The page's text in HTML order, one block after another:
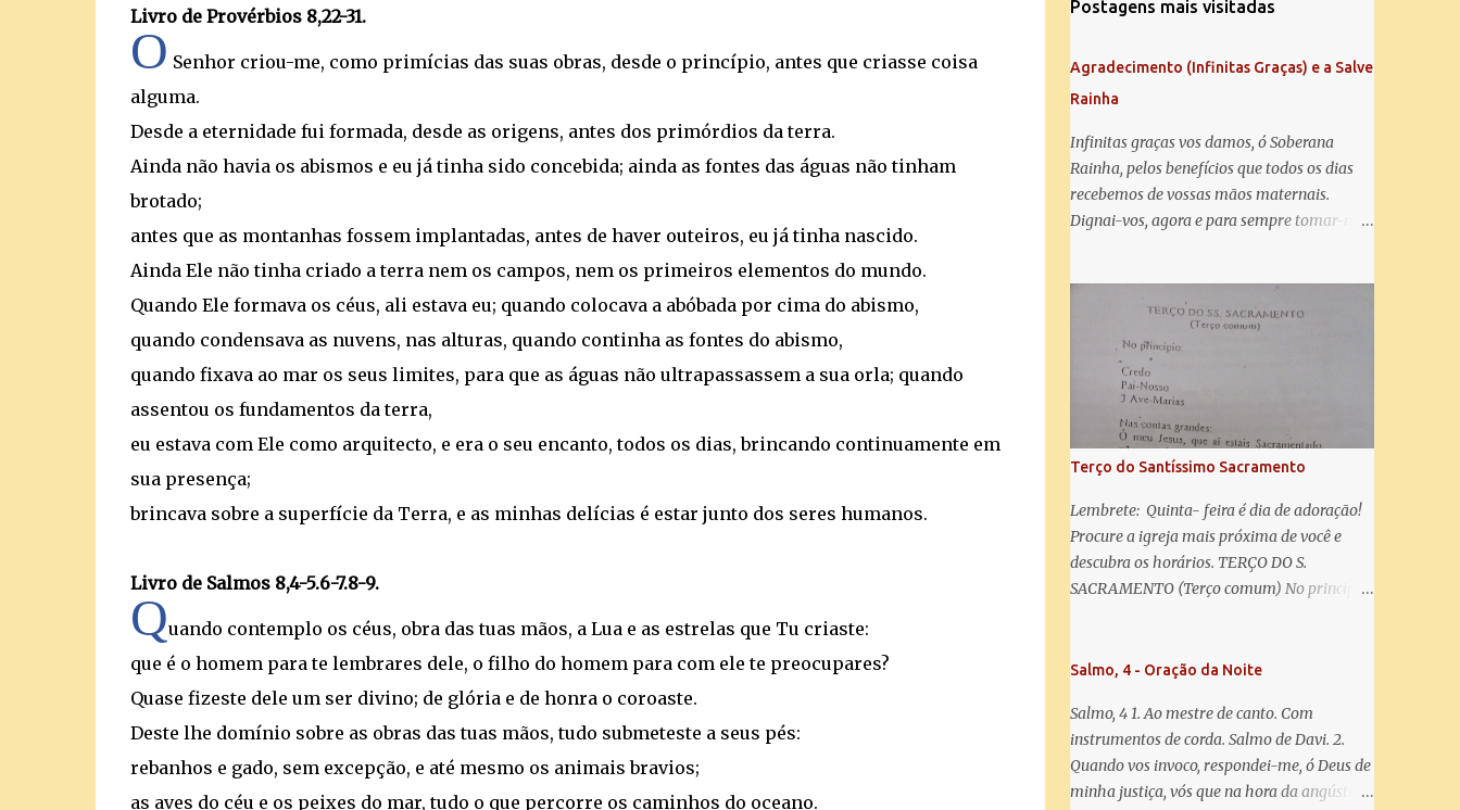
Livro de Provérbios 8,22-31.
O Senhor criou-me, como primícias das suas obras, desde o princípio, antes que criasse coisa
alguma.
Desde a eternidade fui formada, desde as origens, antes dos primórdios da terra.
Ainda não havia os abismos e eu já tinha sido concebida; ainda as fontes das águas não tinham
brotado;
antes que as montanhas fossem implantadas, antes de haver outeiros, eu já tinha nascido.
Ainda Ele não tinha criado a terra nem os campos, nem os primeiros elementos do mundo.
Quando Ele formava os céus, ali estava eu; quando colocava a abóbada por cima do abismo,
quando condensava as nuvens, nas alturas, quando continha as fontes do abismo,
quando fixava ao mar os seus limites, para que as águas não ultrapassassem a sua orla; quando
assentou os fundamentos da terra,
eu estava com Ele como arquitecto, e era o seu encanto, todos os dias, brincando continuamente em
sua presença;
brincava sobre a superfície da Terra, e as minhas delícias é estar junto dos seres humanos.
Livro de Salmos 8,4-5.6-7.8-9.
Quando contemplo os céus, obra das tuas mãos, a Lua e as estrelas que Tu criaste:
que é o homem para te lembrares dele, o filho do homem para com ele te preocupares?
Quase fizeste dele um ser divino; de glória e de honra o coroaste.
Deste lhe domínio sobre as obras das tuas mãos, tudo submeteste a seus pés:
rebanhos e gado, sem excepção, e até mesmo os animais bravios;
as aves do céu e os peixes do mar, tudo o que percorre os caminhos do oceano.
Postagens mais visitadas
Agradecimento (Infinitas Graças) e a Salve
Rainha
Infinitas graças vos damos, ó Soberana
Rainha, pelos benefícios que todos os dias
recebemos de vossas mãos maternais.
Dignai-vos, agora e para sempre tomar-nos
Salve Rainha: Salve Rainha , Mãe de
misericórdia, vida, doçura, esperança nossa,
salve! A vós bradamos os degredados filhos
de Eva, a vós suspiramos, gemendo e
chorando neste vale de lágrimas. Eia, pois,
Advogada nossa, estes vossos olhos
misericordiosos a nós volvei, e depois deste
desterro, mostrai-nos Jesus. Bendito é o
fruto do vosso ventre, ó clemente, ó piedosa,
ó doce e sempre Virgem Maria. Rogai por
nós Santa Mãe de Deus. Para que sejamos
dignos das promessas de Cristo. Amém.
Terço do Santíssimo Sacramento
Lembrete: Quinta- feira é dia de adoração!
Procure a igreja mais próxima de você e
descubra os horários. TERÇO DO S.
SACRAMENTO (Terço comum) No principio:
Sacramentado, não permitais que eu viva
coração ao Vosso e o Vosso ao meu, e, nem
sem Vós morra eu! Nas contas pequenas:
Sacramento de Amor! Misericórdia Senhor!
Glória ao Pai: Cristo pão da vida e remédio
Salmo, 4 - Oração da Noite
Salmo, 4 1. Ao mestre de canto. Com
instrumentos de corda. Salmo de Davi. 2.
Quando vos invoco, respondei-me, ó Deus de
minha justiça, vós que na hora da angústia